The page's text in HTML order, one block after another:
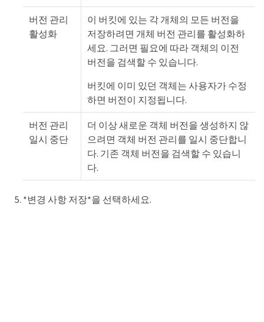
버전 관리
활성화
이 버킷에 있는 각 개체의 모든 버전을
저장하려면 개체 버전 관리를 활성화하
세요. 그러면 필요에 따라 객체의 이전
버전을 검색할 수 있습니다.
버킷에 이미 있던 객체는 사용자가 수정
하면 버전이 지정됩니다.
버전 관리
일시 중단
더 이상 새로운 객체 버전을 생성하지 않
으려면 객체 버전 관리를 일시 중단합니
다. 기존 객체 버전을 검색할 수 있습니
다.
*변경 사항 저장*을 선택하세요.